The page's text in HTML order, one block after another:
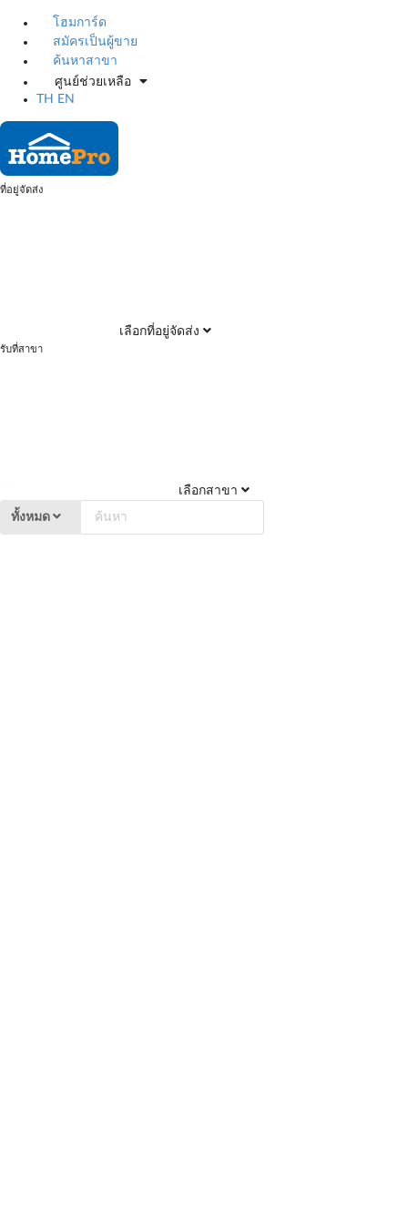
โฮมการ์ด
สมัครเป็นผู้ขาย
ค้นหาสาขา
ศูนย์ช่วยเหลือ
TH
EN
ที่อยู่จัดส่ง
เลือกที่อยู่จัดส่ง
รับที่สาขา
เลือกสาขา
ทั้งหมด